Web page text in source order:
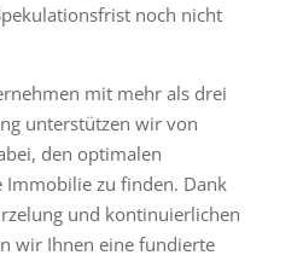
noch nicht
mit mehr als drei
unterstützen wir von
den optimalen
zu finden. Dank
und kontinuierlichen
wir Ihnen eine fundierte